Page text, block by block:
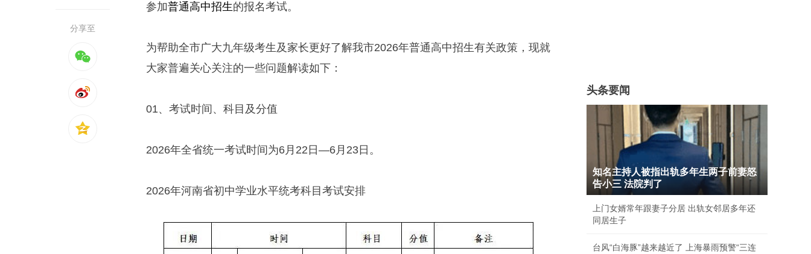
分享至
参加普通高中招生的报名考试。
为帮助全市广大九年级考生及家长更好了解我市2026年普通高中招生有关政策，现就
大家普遍关心关注的一些问题解读如下：
01、考试时间、科目及分值
2026年全省统一考试时间为6月22日—6月23日。
2026年河南省初中学业水平统考科目考试安排
头条要闻
知名主持人被指出轨多年生两子前妻怒
告小三 法院判了
上门女婿常年跟妻子分居 出轨女邻居多年还
同居生子
台风“白海豚”越来越近了 上海暴雨预警“三连